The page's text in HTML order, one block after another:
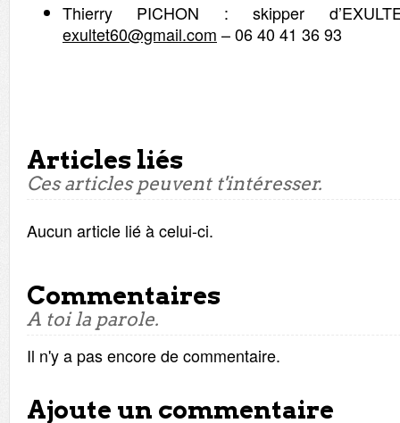
Thierry PICHON : skipper
exultet60@gmail.com – 06 40 41 36 93
Articles liés
Ces articles peuvent t'intéresser.
Aucun article lié à celui-ci.
Commentaires
A toi la parole.
Il n'y a pas encore de commentaire.
Ajoute un commentaire